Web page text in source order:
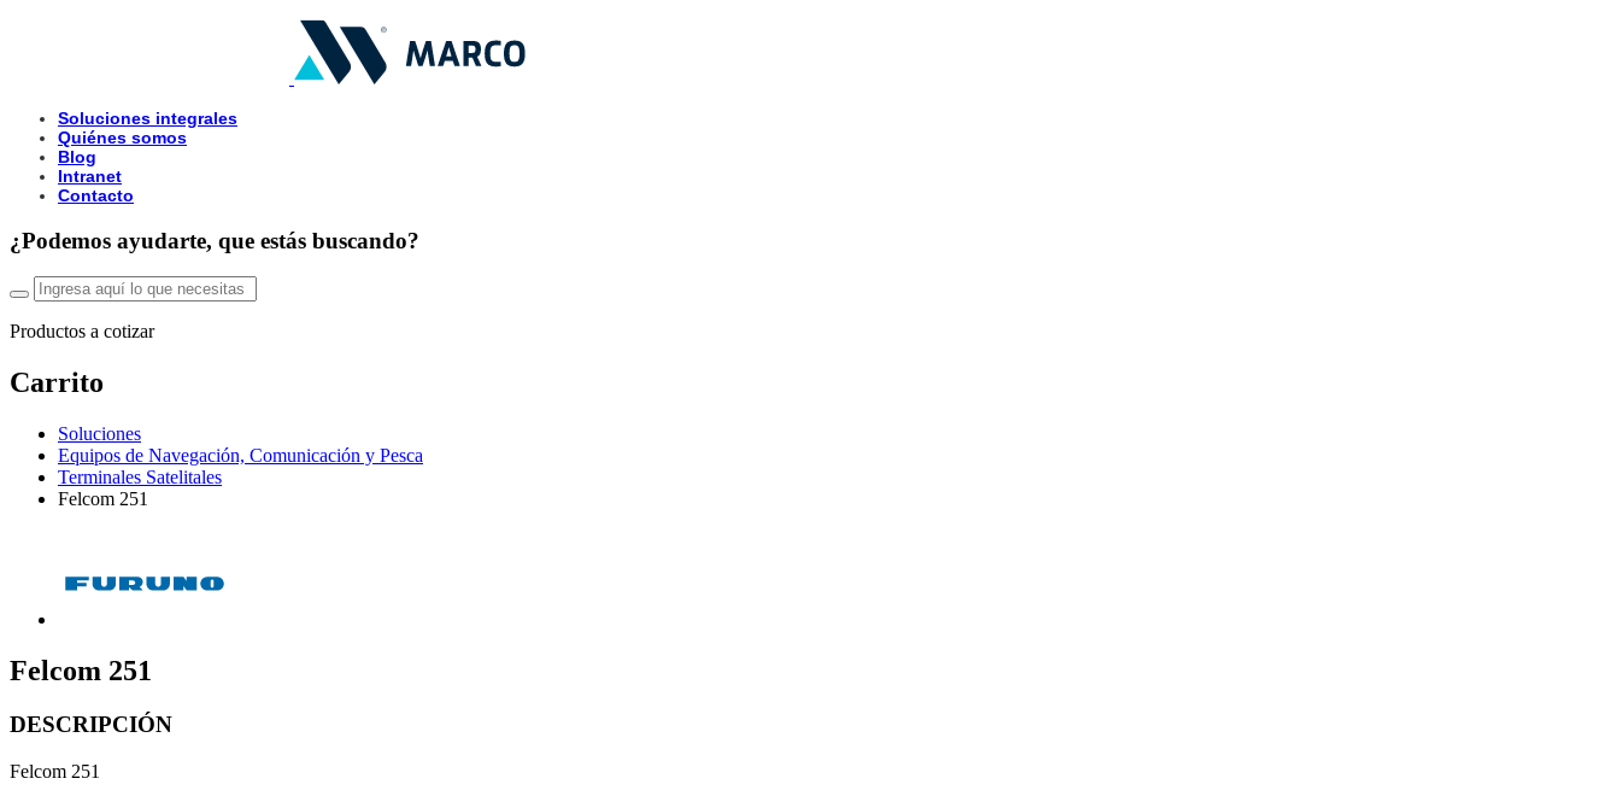
Soluciones integrales
Quiénes somos
Blog
Intranet
Contacto
¿Podemos ayudarte, que estás buscando?
Productos a cotizar
Carrito
Soluciones
Equipos de Navegación, Comunicación y Pesca
Terminales Satelitales
Felcom 251
Felcom 251
DESCRIPCIÓN
Felcom 251